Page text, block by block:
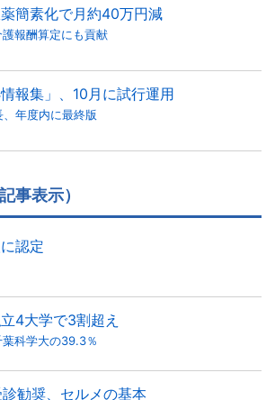
簡素化で月約40万円減
報酬算定にも貢献
報集」、10月に試行運用
年度内に最終版
事表示）
認定
4大学で3割超え
科学大の39.3％
勧奨、セルメの基本